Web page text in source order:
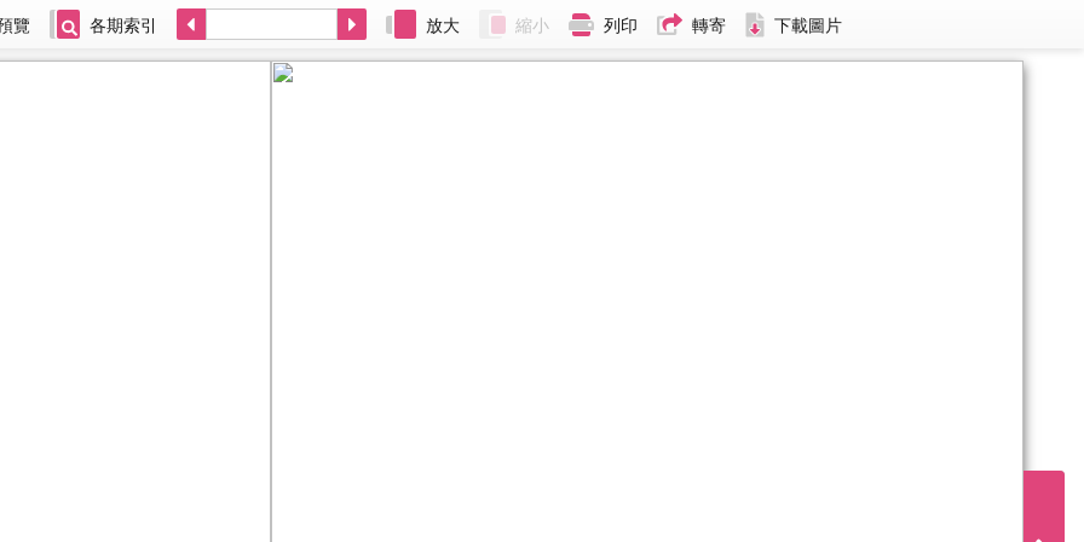
覽 各期索引 放大 縮小 列印 轉寄 下載圖片